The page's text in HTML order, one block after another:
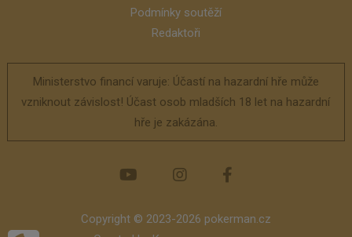
Podmínky soutěží
Redaktoři
Ministerstvo financí varuje: Účastí na hazardní hře může
vzniknout závislost! Účast osob mladších 18 let na hazardní
hře je zakázána.
Copyright © 2023-2026 pokerman.cz